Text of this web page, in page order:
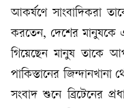
আকর্ষণে সাংবাদিকরা
করতেন, দেশের মানুষকে
গিয়েছেন মানুষ তাকে
পাকিস্তানের
সংবাদ শুনে ব্রিটেনের